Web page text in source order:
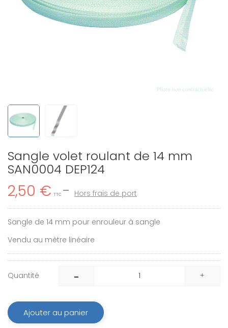
Sangle volet roulant de 14 mm
SAN0004 DEP124
2,50 € TTC Hors frais de port
Sangle de 14 mm pour enrouleur à sangle
Vendu au mètre linéaire
Quantité
Ajouter au panier